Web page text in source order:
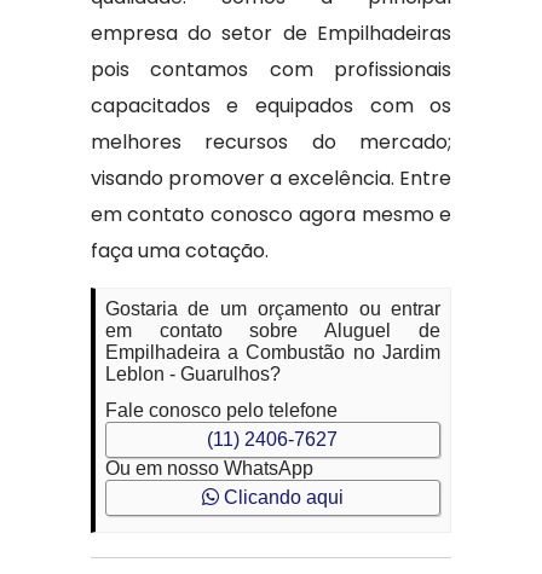
empresa do setor de Empilhadeiras
pois contamos com profissionais
capacitados e equipados com os
melhores recursos do mercado;
visando promover a excelência. Entre
em contato conosco agora mesmo e
faça uma cotação.
Gostaria de um orçamento ou entrar
em contato sobre Aluguel de
Empilhadeira a Combustão no Jardim
Leblon - Guarulhos?
Fale conosco pelo telefone
(11) 2406-7627
Ou em nosso WhatsApp
Clicando aqui